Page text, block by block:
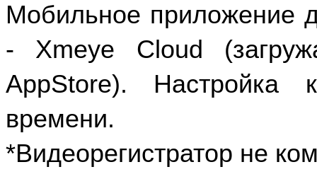
Мобильное приложение
- Xmeye Cloud
AppStore). Настройка
времени.
*Видеорегистратор не